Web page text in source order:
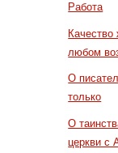
Работа
Качество
любом
О
только
О
церкви с